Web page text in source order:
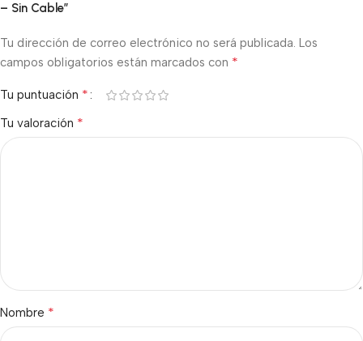
– Sin Cable”
Tu dirección de correo electrónico no será publicada. Los
campos obligatorios están marcados con *
Tu puntuación *
Tu valoración *
Nombre *